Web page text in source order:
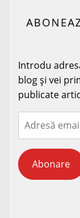
Introdu
blog și vei
publicate
Adresă
email
Abonare